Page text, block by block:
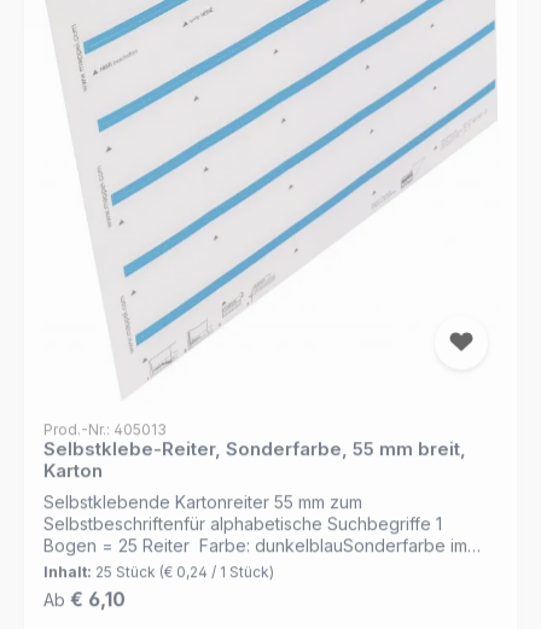
Selbstklebe-Reiter, Sonderfarbe, 55 mm breit,
Karton
Selbstklebende Kartonreiter 55 mm zum
Selbstbeschriftenfür alphabetische Suchbegriffe 1
Bogen = 25 Reiter Farbe: dunkelblauSonderfarbe im
Balkendruck Für umfangreiche Organisationen bieten wir
einen Druckservice nach Ihren Vorgaben (Dateien) an!
Inhalt: (€ 0,24 / 1 Stück)
Regulärer Preis:
Ab € 6,10